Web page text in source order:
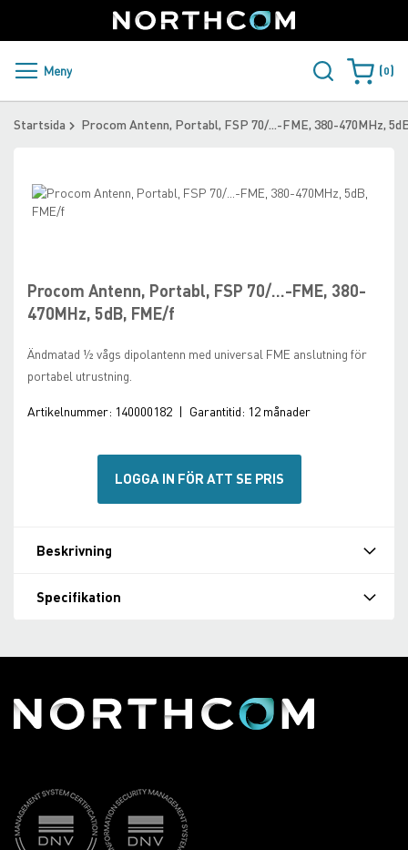
to
Content
Sweden
PRODUKTER OCH LÖSNINGAR
ÅTERFÖRSÄLJARE
LADDA NER
Meny Varukorgen
0
Startsida Procom Antenn, Portabl, FSP 70/...-FME, 380-470MHz,
Procom Antenn, Portabl, FSP 70/...-FME, 380-
470MHz, 5dB, FME/f
Ändmatad ½ vågs dipolantenn med universal FME anslutning för
portabel utrustning.
Artikelnummer: 140000182 | Garantitid: 12 månader
LOGGA IN FÖR ATT SE PRIS
Skip
to
the
images
gallery
beginning
of
the
gallery
Beskrivning
Specifikation